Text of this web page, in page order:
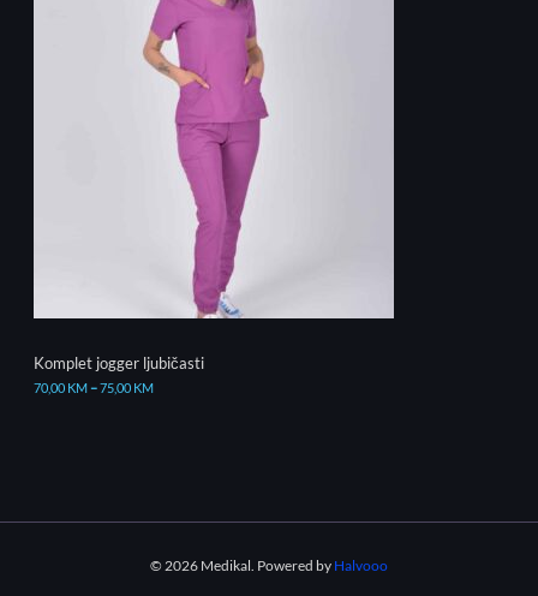
Komplet jogger ljubičasti
70,00 KM–75,00 KM
© 2026 Medikal. Powered by Halvooo